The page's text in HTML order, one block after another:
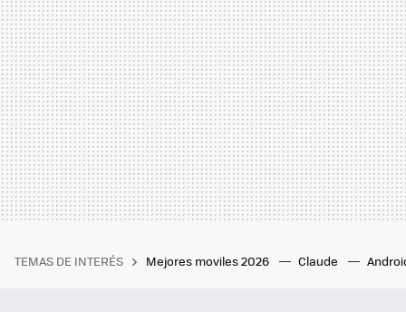
TEMAS DE INTERÉS Mejores moviles 2026 Claude